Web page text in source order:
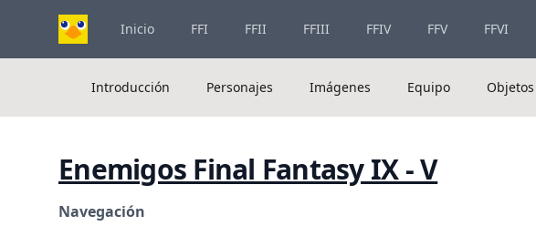
Inicio FFI FFII FFIII FFIV FFV FFVI
Introducción Personajes Imágenes Equipo Objetos
Enemigos Final Fantasy IX - V
Navegación